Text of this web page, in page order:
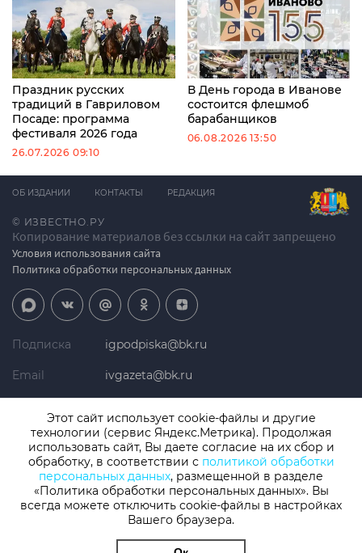
Праздник русских
традиций в Гавриловом
Посаде: программа
фестиваля 2026 года
26.07.2026 09:10
В День города в Иванове
состоится флешмоб
барабанщиков
06.08.2026 13:50
© ИЗВЕСТНО.РУ
Копирование материалов без ссылки на сайт запрещено
Условия использования сайта
Политика обработки персональных данных
ОБ ИЗДАНИИ КОНТАКТЫ РЕДАКЦИЯ
Подписка igpodpiska@bk.ru
Email ivgazeta@bk.ru
Телефон +7 (4932) 41-94-81
СМИ: Izvestno.ru. Реестровая запись 08.11.2019 серия ЭЛ № ФС 77 -
77192, зарегистрировано Роскомнадзором
Учредитель: БУ «Ивановские газеты». Главный редактор:
Этот сайт использует cookie-файлы и другие
технологии (сервис Яндекс.Метрика). Продолжая
использовать сайт, Вы даете согласие на их сбор и
обработку, в соответствии с политикой обработки
персональных данных, размещенной в разделе
«Политика обработки персональных данных». Вы
всегда можете отключить cookie-файлы в настройках
Вашего браузера.